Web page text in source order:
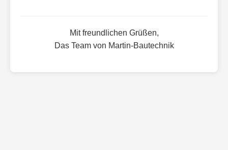
Mit freundlichen Grüßen,
Das Team von Martin-Bautechnik